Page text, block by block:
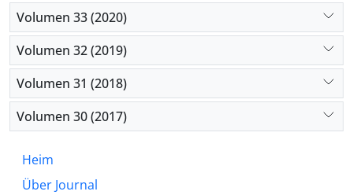
Volumen 33 (2020)
Volumen 32 (2019)
Volumen 31 (2018)
Volumen 30 (2017)
Heim
Über Journal